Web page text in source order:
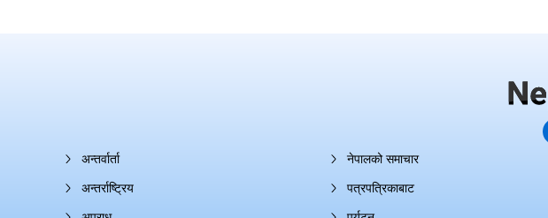
अन्तर्वार्ता
अन्तर्राष्ट्रिय
नेपालको समाचार
पत्रपत्रिकाबाट